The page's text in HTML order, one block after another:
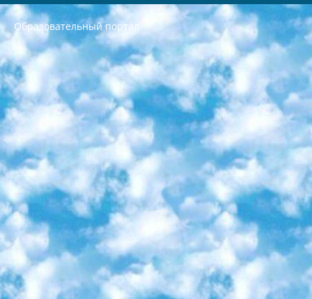
Образовательный портал
РЕСПУБЛИКА УЗБЕКИСТАН МИНИСТРЕРСТВО ДОШКОЛЬНОГО И ШКОЛЬНОГО ОБРАЗОВАНИЯ КОМАНДА в общеобразовательных учреждениях в 2023-2024 учебном году организация и проведение итоговой государственной аттестации обучающихся о Министра дошкольного и школьного образования Республики Узбекистан от 4 марта 2008 года (постановлением Минюста от 20 марта 2008 года № 1778 государственной регистрации) «Итоговое состояние учащихся общего среднего образования на основании положения об утверждении положения об аттестации общего среднего образования выпускной экзамен студентов в образовательных учреждениях в 2023-2024 учебном году В целях организации и прохождения аттестации приказываю: 1. Следующее: перечень предметов, по которым будет проводиться итоговая государственная аттестация и экзамен формы перевода согласно приложению 1; сертификаты международного образца, оценивающие уровень владения иностранными языками перечень согласно приложению 2; 2. Педагогический при специализированных образовательных учреждениях. научно-практический центр квалификации и международной оценки (Д.Давидова) 2024 г. До 25 марта: задания по предметам, по которым будет проводиться итоговая аттестация разработка и утверждение технических условий; итоговая аттестация на основании разработанного предметного задания разработка вопросов по предметам (устно и письменно), экзамен передача; общеобразовательные средние школы и специальные учебные заведения учащиеся выпускных классов школ и интернатов в агентской системе подготовка базы данных экзаменационных материалов и критериев оценки; перевод базы экзаменационных материалов на все языки обучения подать в Республиканский образовательный центр для изготовления; варианты экзаменов на основе разработанных контрольных материалов пусть будут поставлены задачи формирования. 3. Республиканский образовательный центр (Ш.Худайкулов) до 5 апреля 2024 года. до: база данных предоставленных экзаменационных материалов на все языки обучения перевод и экспертиза; для слепых, слабовидящих, глухих, слабослышащих и умственно отсталых детей учащиеся выпускных классов специализированных школ и школ-интернатов база данных экзаменационных материалов на всех преподаваемых языках подготовка критериев оценки; специализированные школы для умственно отсталых детей и технологии для учащихся выпускных классов школ-интернатов разработка соответствующих рекомендаций и критериев проведения ЕГЭ по естествознанию давать задания. 4. Педагогический при специализированных образовательных учреждениях. Научно-практический центр навыков и международной оценки (Д.Давидова), Республика образовательный центр (Худайкулов Ш.) итоговый государственный аттестационный экзамен ориентирован на творческое и логическое мышление при подготовке базы материалов учитывать введение заданий. 5. Следует отметить, что: сертификат государственного образца о знании общеобразовательного предмета и как минимум национальный уровень B1 по предметам на иностранных языках, указанным в Приложении 2. или международно признанный сертификат эквивалентного уровня студенты, изучающие определенный предмет, освобождаются от экзамена; по соответствующим предметам запланирована итоговая государственная аттестация за день до дня, путем жеребьевки Рабочей группой (в письменной форме по предметам, проводимым в форме) из числа сформированных вариантов выбрано 2 варианта; 2 выбранных варианта экзамена анонсированы на официальном сайте министерства и все выпускники по всей стране на основе этих вариантов проводит итоговую государственную аттестацию. 6. Государственное образование учащихся средних общеобразовательных учреждений. знания в соответствии с квалификационными требованиями, которые необходимо приобрести на основании стандартов итоговый (выпускной) контроль для 9 и 11 классов в целях тестирования Экзамены (далее – экзамены) состоят из предметов, перечисленных в приложении 1. будет сделано. 7. Экзамены пройдут с 26 мая по 15 июня 2024 г. (кроме науки физического воспитания). 8. Физическая для учащихся 9 классов общесредних образовательных учреждений. Экзамены по предмету «Образование, квалификация медицина» 1-6 мая 2024 года. сотрудники перевести под присмотр (с отклонениями в физическом или умственном развитии) специализированная школа для детей, школы-интернаты и со сколиозом школы-интернаты санаторного типа для больных детей исключены). 9. Он был слепым, слабовидящим и имел нарушения опорно-двигательного аппарата. экзамены в специализированных школах и интернатах для детей должны проводиться исходя из требований, предъявляемых к общеобразовательным учреждениям (физкультура кроме науки). 10. Специализированная школа для глухих и слабослышащих детей. и экзамены в интернатах и быть реализован в виде письменного теста по математике. 11. Специальность для умственно отсталых детей. Для 9 класса Родной язык и литературное письмо Государственный язык (язык обучения – узбекский). для неклассов) написано Математическое письмо Письменная/устная история Узбекистана Физическое воспитание практично Итоговый контроль Для 11 класса Написание родного языка и литературы (эссе) Математическое письмо Узбекский язык (обучение на узбекском языке) не посещающее общее среднее образование для учреждений)/Образовательное учреждение выбор письменный и устный Иностранный язык письменный/устный Письменная/устная история Узбекистана *По выбору студента:  Химия  Физика  Основы государственного права  География 10 бесплатных образовательных ресурсов - Мы составили подборку онлайн-проектов с интерактивными упражнениями, видеолекциями и статьями. Они помогут вам обрести новые и освежить старые знания бесплатно. 1. «ИНТУИТ» Старейшая образовательная площадка Рунета. Здесь вы найдёте сотни текстовых и видеокурсов на десятки различных тем — от программирования до психологии. Многие курсы подготовлены российскими университетами и крупными международными компаниями вроде Intel и Microsoft. Самостоятельное обучение бесплатное, но желающие могут оплатить услуги персональных наставников. 2. «Смартия» знакомит с актуальными профессиями и подсказывает, как им обучаться. Выбрав заинтересовавшую вас специальность — SMM-специалист, фотограф, веб-дизайнер или другую, — увидите список необходимых для неё умений. Чтобы вы могли освоить их самостоятельно, для каждого умения площадка отображает подборку ссылок на учебные материалы. Хотя «Смартия» ориентируется на русскоязычную аудиторию, часть контента всё же доступна только на английском. 3. «Лекторий Физтеха» Проект Московского физико-технического института (Физтеха). С его помощью вы можете смотреть онлайн серии лекций, записанные на видео в этом вузе. В числе доступных предметов — физика, биология, химия, информационные технологии и другие. К некоторым лекциям администрация ресурса прилагает готовые конспекты, которые можно скачивать в PDF-формате. 4. ITMOcourses Онлайн-площадка Санкт-Петербургского национального исследовательского университета информационных технологий, механики и оптики (ИТМО). Ресурс предоставляет свободный доступ к курсам, разработанным в этом вузе. Каталог материалов разбит на четыре категории: «Оптические системы и технологии», «Приборостроение и робототехника», «Информационные технологии» и «Биотехнологии». Курсы состоят из видеолекций, интерактивных демонстраций и заданий. 5. «КиберЛенинка» Электронная научная библиотека открытого доступа. Каталог площадки регулярно обрастает текстами статей из различных научных изданий. Сгруппированные по журналам и рубрикам публикации можно читать онлайн или скачивать целиком в PDF-формате. Проект нацелен на популяризацию науки за счёт открытого доступа к качественной информации. 6. «ПостНаука» На этом ресурсе публикуют подборки видеолекций, составленные экспертами из разных отраслей и объединённые общими темами. Среди них, к примеру, есть серии «Биоинформатика и геномика», «Культура средневековой Скандинавии» и Cinema Studies о теории кино. Каждая подборка лекций — логически связанная история, рассказанная экспертом от первого лица. Кроме того, на сайте появляются научно-образовательные статьи и тесты на разные темы. 7. «Newочём» Команда проекта «Newочём» отбирает самые интересные тексты из англоязычных СМИ и переводит те из них, за которые голосуют участники сообщества «ВКонтакте». По большей части это научно-популярные статьи. Редакторы придумывают лишь заголовки, в остальном содержание переводов соответствует оригиналам. Полные тексты можно читать прямо в социальной сети. 8. InternetUrok Онлайн-база материалов по основным дисциплинам школьной программы. Информация на сайте структурирована по классам, предметам и темам (урокам). Каждый урок состоит из видеолекций и конспектов. Есть также интерактивные тренажёры и тесты для закрепления пройденного материала. Даже если вы давно окончили школу, возможность повторить программу старших классов всегда может пригодиться. 9. Edutainme Ещё один ресурс об образовании. В отличие от Newtonew, как мне кажется, Edutainme больше ориентируется на представителей индустрии: педагогов, предпринимателей, разработчиков образовательных проектов. Но и любой, кто просто стремится к саморазвитию, найдёт на сайте много полезного и интересного для себя. Например, информацию о новых курсах и образовательных сервисах. 10. Newtonew Онлайн-медиа об образовании и обучении в широком смысле. Авторы Newtonew пишут об инструментах, заведениях, тактиках и стратегиях, которые помогают учить других и получать новые знания самостоятельно. На этой площадке вы найдёте новости, обзоры, аналитические мат